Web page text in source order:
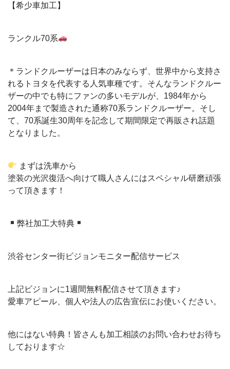
【希少車加工】
ランクル70系
＊ランドクルーザーは日本のみならず、世界中から支持さ
れるトヨタを代表する人気車種です。そんなランドクルー
ザーの中でも特にファンの多いモデルが、1984年から
2004年まで製造された通称70系ランドクルーザー。そし
て、70系誕生30周年を記念して期間限定で再販され話題
となりました。
まずは洗車から
塗装の光沢復活へ向けて職人さんにはスペシャル研磨頑張
って頂きます！
弊社加工大特典
渋谷センター街ビジョンモニター配信サービス
上記ビジョンに1週間無料配信させて頂きます♪
愛車アピール、個人や法人の広告宣伝にお使いください。
他にはない特典！皆さんも加工相談のお問い合わせお待ち
しております☆